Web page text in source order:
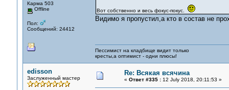
Карма 503
Offline
Пол:
Сообщений: 24412
Вот собственно и весь фокус-покус.
Видимо я пропустил,а кто в состав не
Пессимист на кладбище видит только
кресты,а оптимист - одни плюсы!
edisson
Заслуженный мастер
Re: Всякая всячина
« Ответ #335 :12 July 2018, 20:11:53 »